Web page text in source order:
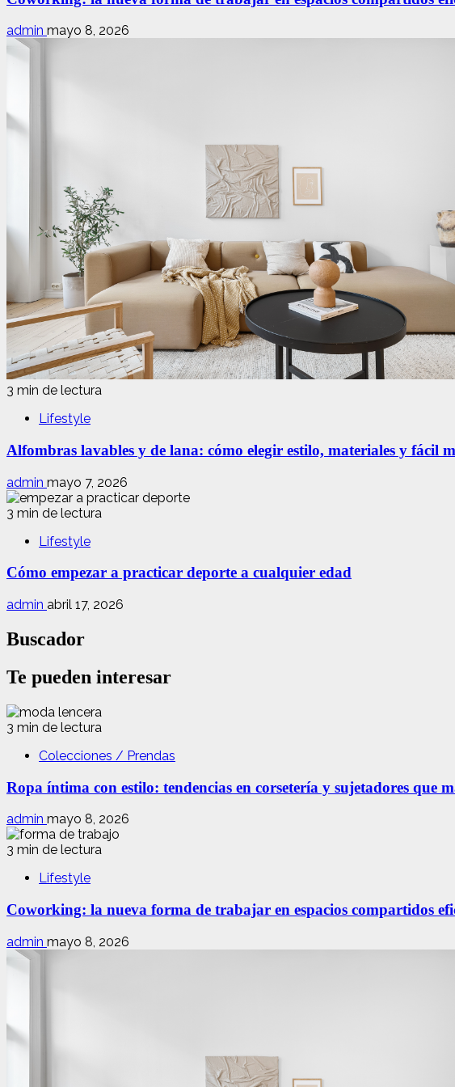
admin mayo 8, 2026
3 min de lectura
Lifestyle
Alfombras lavables y de lana: cómo elegir estilo, materiales y fácil
admin mayo 7, 2026
3 min de lectura
Lifestyle
Cómo empezar a practicar deporte a cualquier edad
admin abril 17, 2026
Buscador
Te pueden interesar
3 min de lectura
Colecciones / Prendas
Ropa íntima con estilo: tendencias en corsetería y sujetadores que
admin mayo 8, 2026
3 min de lectura
Lifestyle
Coworking: la nueva forma de trabajar en espacios compartidos
admin mayo 8, 2026